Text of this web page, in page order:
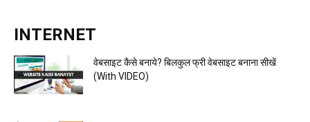
INTERNET
वेबसाइट कैसे बनाये? बिलकुल फ्री वेबसाइट बनाना सीखें
(With VIDEO)